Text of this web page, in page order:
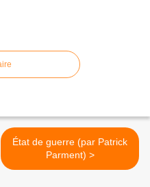
État de guerre (par Patrick
Parment) >